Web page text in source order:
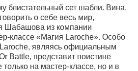
блистательный сет шабли. Вина,
о себе весь мир,
Шабашова из компании
классе «Магия Laroche». Особо
Laroche, являясь официальным
Battle, представит поистине
на мастер-классе, но и в